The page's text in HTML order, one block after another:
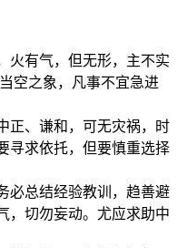
火有气，但无形，主不实
空之象，凡事不宜急进
正、谦和，可无灾祸，时
寻求依托，但要慎重选择
必总结经验教训，趋善避
，切勿妄动。尤应求助中